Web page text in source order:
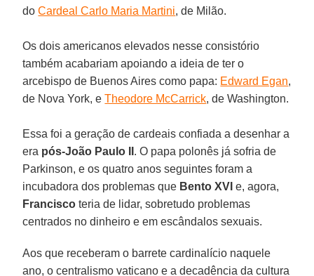
do Cardeal Carlo Maria Martini, de Milão.
Os dois americanos elevados nesse consistório
também acabariam apoiando a ideia de ter o
arcebispo de Buenos Aires como papa: Edward Egan,
de Nova York, eTheodore McCarrick, de Washington.
Essa foi a geração de cardeais confiada a desenhar a
era pós-João Paulo II . O papa polonês já sofria de
Parkinson, e os quatro anos seguintes foram a
incubadora dos problemas que Bento XVI e, agora,
Francisco teria de lidar, sobretudo problemas
centrados no dinheiro e em escândalos sexuais.
Aos que receberam o barrete cardinalício naquele
ano, o centralismo vaticano e a decadência da cultura